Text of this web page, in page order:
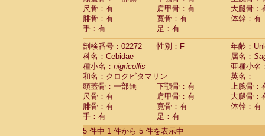
Pitheciidae Callicebus torquatus(0)
Pitheciidae Callicebus
Pitheciidae Chiropotes satanas
Pitheciidae Pithecia monachus
Pitheciidae Pithecia pithecia (0)
Cercopithecidae Cercocebus agilis (0)
Cercopithecidae
Cercocebus
Cercopithecidae
Cercocebus
CercopithecidaeCercocebus
CercopithecidaeCercocebus
CercopithecidaeCercocebus hybrid(0)
CercopithecidaeCercocebus
CercopithecidaeLophocebus
尺骨：有
肩甲骨：有
大腿骨：
腓骨：有
寛骨：有
体幹：有
手：有
足：有
剖検番号：02272
性別：F
年齢：
科名：Cebidae
属名：
種小名： nigricollis
亜種小名
和名：クロクビタマリン
英名：
頭蓋骨：一部無
下顎骨：有
上腕骨：
尺骨：有
肩甲骨：有
大腿骨：
腓骨：有
寛骨：有
体幹：有
手：有
足：有
5 件中 1 件から 5 件を表示中